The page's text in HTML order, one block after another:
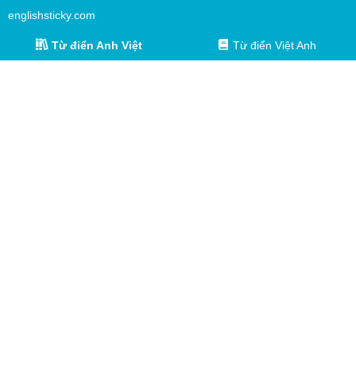
englishsticky.com
Từ điển Anh Việt Từ điển Việt Anh